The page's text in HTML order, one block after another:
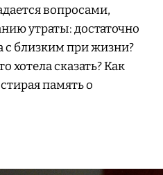
вопросами,
утраты: достаточно
с близким при жизни?
хотела сказать? Как
память о